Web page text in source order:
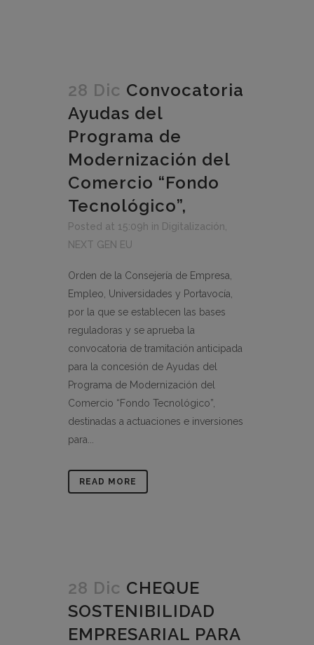
28 Dic Convocatoria
Ayudas del
Programa de
Modernización del
Comercio “Fondo
Tecnológico”,
Posted at 15:09h in Digitalización
NEXT GEN EU
Orden de la Consejería de Empresa,
Empleo, Universidades y Portavocía,
por la que se establecen las bases
reguladoras y se aprueba la
convocatoria de tramitación anticipada
para la concesión de Ayudas del
Programa de Modernización del
Comercio “Fondo Tecnológico”,
destinadas a actuaciones e inversiones
para...
READ MORE
28 Dic CHEQUE
SOSTENIBILIDAD
EMPRESARIAL PARA